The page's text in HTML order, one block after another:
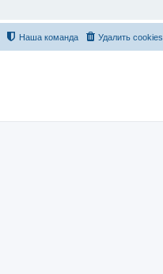
Удалить cookies
Наша команда